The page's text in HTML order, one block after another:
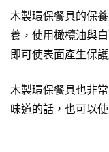
木製環保餐具的保
養，使用橄欖油與
即可使表面產生保護
木製環保餐具也非
味道的話，也可以